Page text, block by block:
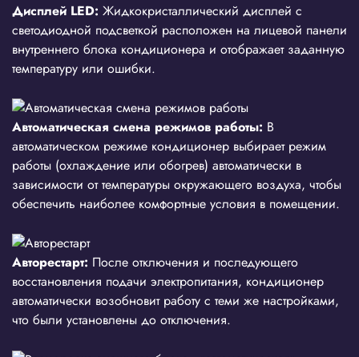
Дисплей LED: Жидкокристаллический дисплей с
светодиодной подсветкой расположен на лицевой панели
внутреннего блока кондиционера и отображает заданную
температуру или ошибки.
Автоматическая смена режимов работы: В
автоматическом режиме кондиционер выбирает режим
работы (охлаждение или обогрев) автоматически в
зависимости от температуры окружающего воздуха, чтобы
обеспечить наиболее комфортные условия в помещении.
Авторестарт: После отключения и последующего
восстановления подачи электропитания, кондиционер
автоматически возобновит работу с теми же настройками,
что были установлены до отключения.